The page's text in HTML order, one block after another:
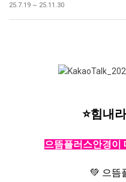
25.7.19 ~ 25.11.30
⭐힘내
으뜸플러스안경이
💚 으뜸